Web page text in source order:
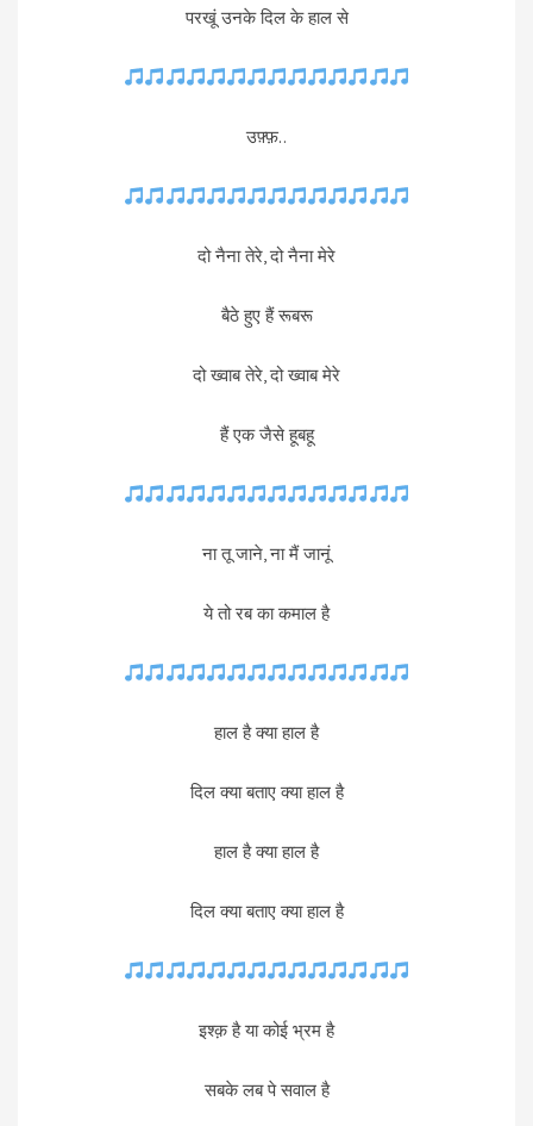
परखूं उनके दिल के हाल से
उफ़्फ़..
दो नैना तेरे, दो नैना मेरे
बैठे हुए हैं रूबरू
दो ख्वाब तेरे, दो ख्वाब मेरे
हैं एक जैसे हूबहू
ना तू जाने, ना मैं जानूं
ये तो रब का कमाल है
हाल है क्या हाल है
दिल क्या बताए क्या हाल है
हाल है क्या हाल है
दिल क्या बताए क्या हाल है
इश्क़ है या कोई भ्रम है
सबके लब पे सवाल है